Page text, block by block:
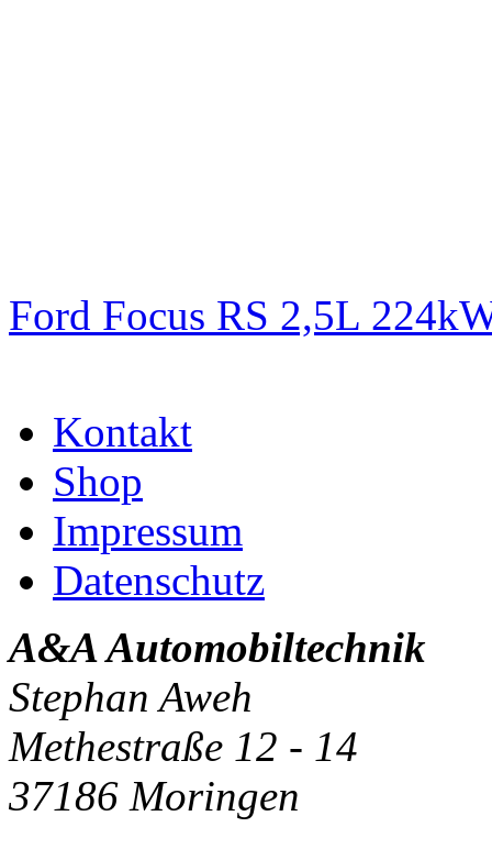
Ford Focus RS 2,5L
Kontakt
Shop
Impressum
Datenschutz
A&A Automobiltechnik
Stephan Aweh
Methestraße 12 - 14
37186 Moringen